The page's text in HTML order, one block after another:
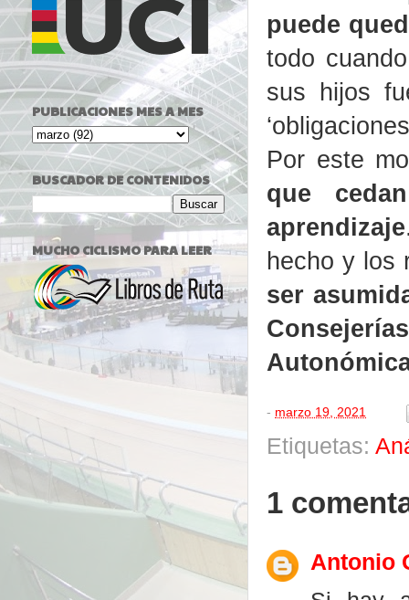
puede
todo
sus hijos
Por este
que
aprendizaje
hecho y los
ser
- marzo 19, 2021
Etiquetas:
1
Antonio
PUBLICACIONES MES A MES
BUSCADOR DE CONTENIDOS
MUCHO CICLISMO PARA LEER